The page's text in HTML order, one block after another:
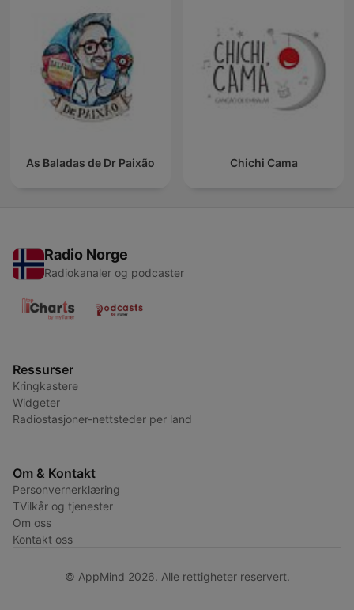
As Baladas de Dr Paixão Chichi Cama
Radio Norge
Radiokanaler og podcaster
Ressurser
Kringkastere
Widgeter
Radiostasjoner-nettsteder per land
Om & Kontakt
Personvernerklæring
TVilkår og tjenester
Om oss
Kontakt oss
© AppMind 2026. Alle rettigheter reservert.